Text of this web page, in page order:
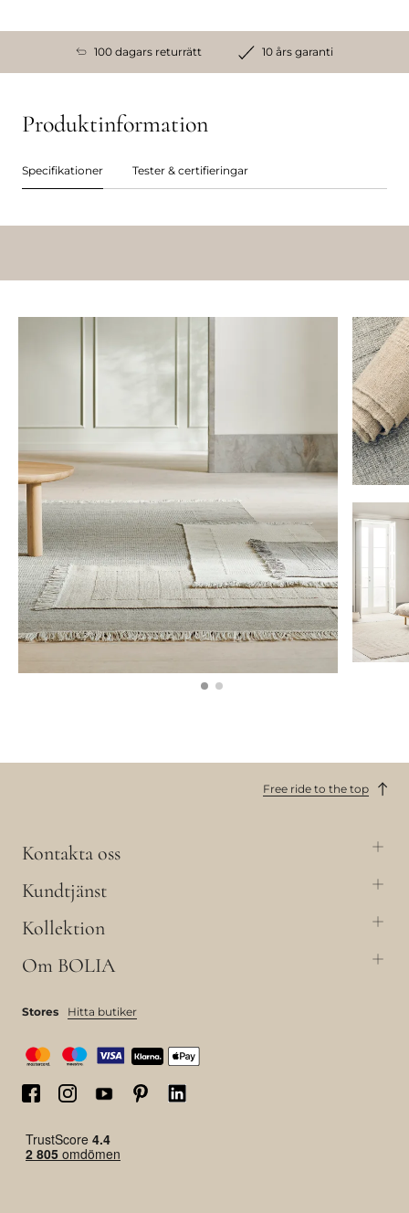
100 dagars returrätt 10 års garanti
Produktinformation
Specifikationer Tester & certifieringar
Free ride to the top
Kontakta oss
Kundtjänst
Kollektion
Om BOLIA
Stores Hitta butiker